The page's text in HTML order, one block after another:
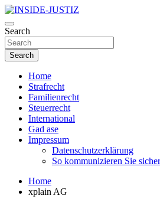
Skip
to
content
INSIDE-JUSTIZ
Investigativer Journalismus zur Dritten
Search
Search
Home
Strafrecht
Familienrecht
Steuerrecht
International
Gad ase
Impressum
Datenschutzerklärung
So kommunizieren Sie
Home
xplain AG